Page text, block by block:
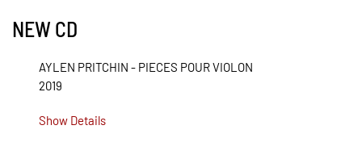
NEW CD
AYLEN PRITCHIN - PIECES POUR VIOLON
2019
Show Details